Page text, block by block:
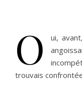
O
ui,
trouvais